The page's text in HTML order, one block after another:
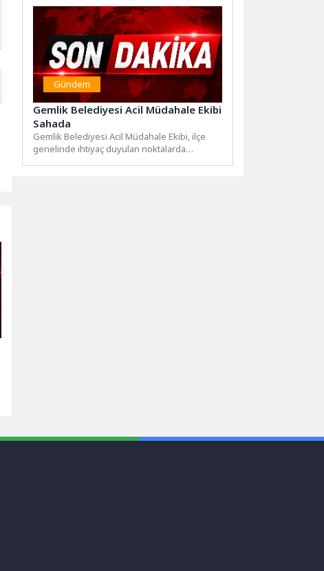
Gündem
Gemlik Belediyesi Acil Müdahale Ekibi
Sahada
Gemlik Belediyesi Acil Müdahale Ekibi, ilçe
genelinde ihtiyaç duyulan noktalarda